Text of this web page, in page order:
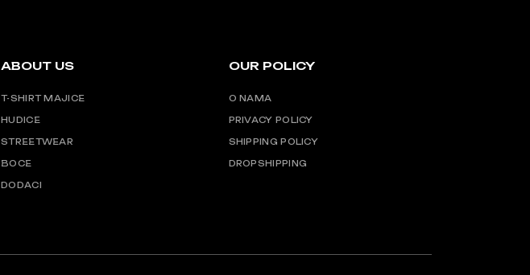
ABOUT US
T-SHIRT MAJICE
HUDICE
STREETWEAR
BOCE
DODACI
OUR POLICY
O NAMA
PRIVACY POLICY
SHIPPING POLICY
DROPSHIPPING